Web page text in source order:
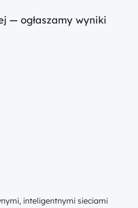
— ogłaszamy wyniki
inteligentnymi sieciami